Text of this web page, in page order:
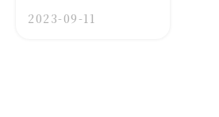
2023-09-11